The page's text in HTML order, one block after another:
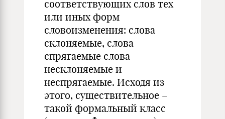
соответствующих слов тех
или иных форм
словоизменения: слова
склоняемые, слова
спрягаемые слова
несклоняемые и
неспрягаемые. Исходя из
этого, существительное –
такой формальный класс